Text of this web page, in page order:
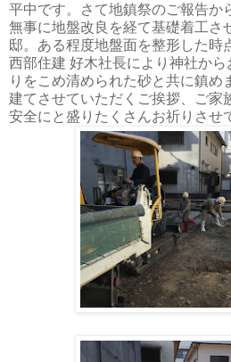
平中です。さて地鎮祭のご報告か
無事に地盤改良を経て基礎着工さ
邸。ある程度地盤面を整形した時
西部住建 好木社長により神社か
りをこめ清められた砂と共に鎮め
建てさせていただくご挨拶、ご家
安全にと盛りたくさんお祈りさせ